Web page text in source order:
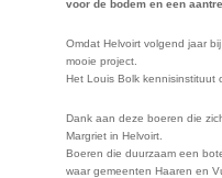
voor de bodem en een
Omdat Helvoirt volgend jaar
mooie project.
Het Louis Bolk kennisinstituut
Dank aan deze boeren die
Margriet in Helvoirt.
Boeren die duurzaam een
waar gemeenten Haaren en